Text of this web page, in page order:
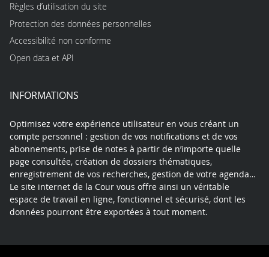
Règles d’utilisation du site
Protection des données personnelles
Accessibilité non conforme
Open data et API
INFORMATIONS
Optimisez votre expérience utilisateur en vous créant un
compte personnel : gestion de vos notifications et de vos
abonnements, prise de notes à partir de n’importe quelle
page consultée, création de dossiers thématiques,
enregistrement de vos recherches, gestion de votre agenda…
Le site internet de la Cour vous offre ainsi un véritable
espace de travail en ligne, fonctionnel et sécurisé, dont les
données pourront être exportées à tout moment.